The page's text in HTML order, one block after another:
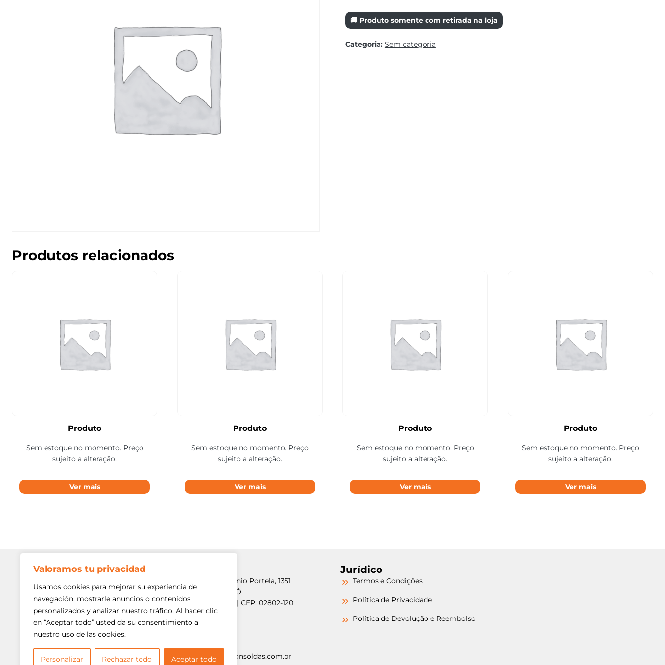
Valoramos tu privacidad
Usamos cookies para mejorar su experiencia de
navegación, mostrarle anuncios o contenidos
personalizados y analizar nuestro tráfico. Al hacer clic
en “Aceptar todo” usted da su consentimiento a
nuestro uso de las cookies.
Personalizar Rechazar todo Aceptar todo
🚚 Produto somente com retirada na loja
Categoria: Sem categoria
Produtos relacionados
Produto
Sem estoque no momento. Preço
sujeito a alteração.
Ver mais
Produto
Sem estoque no momento. Preço
sujeito a alteração.
Ver mais
Produto
Sem estoque no momento. Preço
sujeito a alteração.
Ver mais
Produto
Sem estoque no momento. Preço
sujeito a alteração.
Ver mais
Siga-nos!
Av. Min. Petrônio Portela, 1351
Freguesia do Ó
São Paulo/SP | CEP: 02802-120
contato@argonsoldas.com.br
Jurídico
Termos e Condições
Política de Privacidade
Política de Devolução e Reembolso